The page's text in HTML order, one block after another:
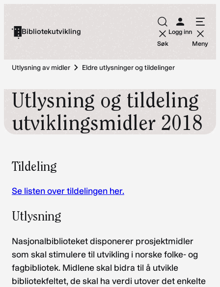
innholdBibliotekutvikling
Søk
Logg inn
Meny
Utlysning av midler Eldre utlysninger og tildelinger
Utlysning og tildeling
utviklingsmidler 2018
Tildeling
Se listen over tildelingen her.
Utlysning
Nasjonalbiblioteket disponerer prosjektmidler
som skal stimulere til utvikling i norske folke- og
fagbibliotek. Midlene skal bidra til å utvikle
bibliotekfeltet, de skal ha verdi utover det enkelte